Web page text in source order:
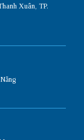
Xuân, TP.